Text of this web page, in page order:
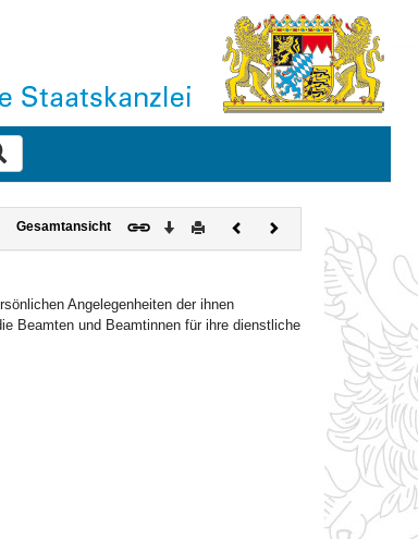
Gesamtansicht Download
DruckenVorherigesNächstes
Dokument
Angelegenheiten der ihnen
Beamten und Beamtinnen für ihre dienstliche